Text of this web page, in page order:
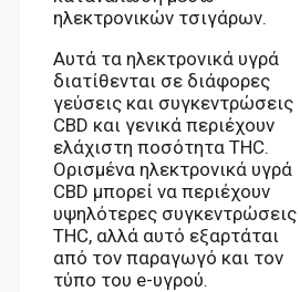
ηλεκτρονικών τσιγάρων.
Αυτά τα ηλεκτρονικά υγρά
διατίθενται σε διάφορες
γεύσεις και συγκεντρώσεις
CBD και γενικά περιέχουν
ελάχιστη ποσότητα THC.
Ορισμένα ηλεκτρονικά υγρά
CBD μπορεί να περιέχουν
υψηλότερες συγκεντρώσεις
THC, αλλά αυτό εξαρτάται
από τον παραγωγό και τον
τύπο του e-υγρού.